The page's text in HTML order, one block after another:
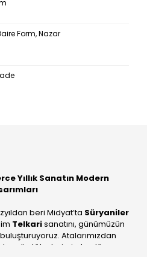
Form, Nazar
Yıllık Sanatın Modern
beri Midyat’ta Süryaniler
Telkarisanatını, günümüzün
Atalarımızdan
kendi atölyelerimizde, dünya